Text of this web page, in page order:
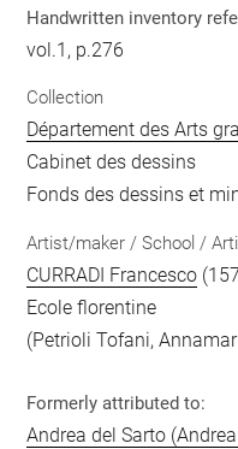
Handwritten inventory
vol.1, p.276
Collection
Département des Arts
Cabinet des dessins
Fonds des dessins et
Artist/maker / School /
CURRADI Francesco
Ecole florentine
(Petrioli Tofani,
Formerly attributed to:
Andrea del Sarto